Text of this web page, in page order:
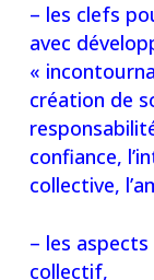
– les clefs
avec
«
création de
confiance,
collective,
– les
collectif,